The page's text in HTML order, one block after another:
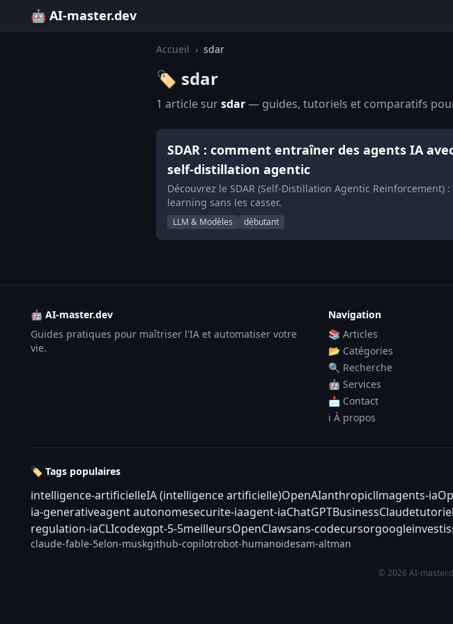
🤖 AI-master.dev
Accueil › sdar
🏷️ sdar
1 article sursdar— guides, tutoriels et comparatifs
SDAR : comment entraîner des agents IA
self-distillation agentic
Découvrez le SDAR (Self-Distillation Agentic
learning sans les casser.
LLM & Modèles débutant
🤖 AI-master.dev
Guides pratiques pour maîtriser l'IA et automatiser votre
vie.
Navigation
📚 Articles
📂 Catégories
🔍 Recherche
🤖 Services
📩 Contact
ℹ️ À propos
🏷️ Tags populaires
intelligence-artificielleIA (intelligence artificielle)OpenAIanthropicllmagents-ia
ia-generativeagent autonomesecurite-iaagent-iaChatGPTBusinessClaudetutoriel
regulation-iaCLIcodexgpt-5-5meilleursOpenClawsans-codecursorgoogle
claude-fable-5elon-muskgithub-copilotrobot-humanoidesam-altman
© 2026 AI-